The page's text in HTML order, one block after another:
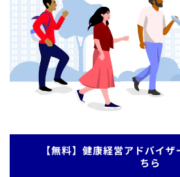
【無料】健康経営アドバイ
ちら